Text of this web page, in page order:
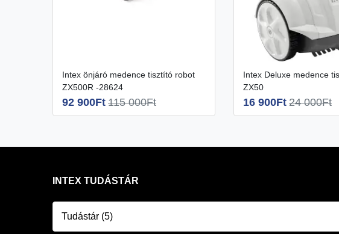
Intex önjáró medence tisztító robot
ZX500R -28624
92 900Ft 115 000Ft
Intex Deluxe medence tisztító robot
ZX50
16 900Ft 24 000Ft
INTEX TUDÁSTÁR
Tudástár (5)